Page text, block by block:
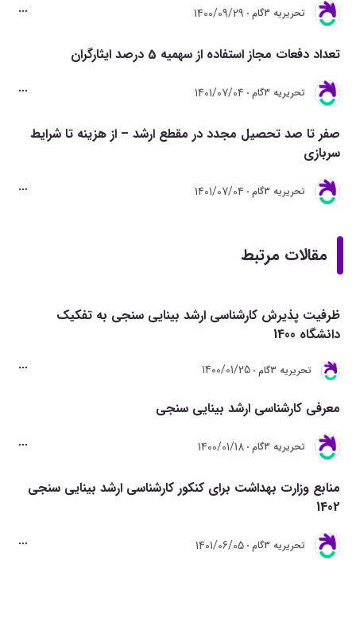
تحريريه 3گام 1400/09/29
تعداد دفعات مجاز استفاده از سهمیه 5 درصد ایثارگران
تحريريه 3گام 1401/07/04
صفر تا صد تحصیل مجدد در مقطع ارشد – از هزینه تا شرایط
سربازی
تحريريه 3گام 1401/07/04
مقالات مرتبط
ظرفیت پذیرش کارشناسی ارشد بینایی سنجی به تفکیک
دانشگاه 1400
تحريريه 3گام 1400/01/25
معرفی کارشناسی ارشد بینایی سنجی
تحريريه 3گام 1400/01/18
منابع وزارت بهداشت برای کنکور کارشناسی ارشد بینایی سنجی
1402
تحريريه 3گام 1401/06/05